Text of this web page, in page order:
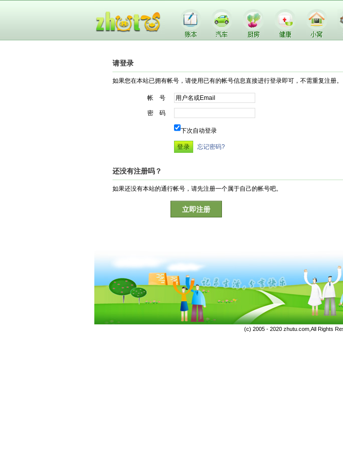
请登录
如果您在本站已拥有帐号，请使用已有的帐号信息直接进行登录即可，不需重复注册。
帐 号
密 码
下次自动登录
忘记密码?
还没有注册吗？
如果还没有本站的通行帐号，请先注册一个属于自己的帐号吧。
立即注册
(c) 2005 - 2020 zhutu.com,All Rights